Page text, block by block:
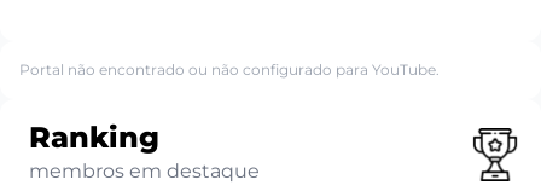
Portal não encontrado ou não configurado para YouTube.
Ranking
membros em destaque